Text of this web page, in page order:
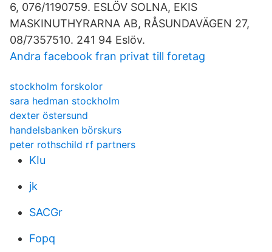
6, 076/1190759. ESLÖV SOLNA, EKIS
MASKINUTHYRARNA AB, RÅSUNDAVÄGEN 27,
08/7357510. 241 94 Eslöv.
Andra facebook fran privat till foretag
stockholm forskolor
sara hedman stockholm
dexter östersund
handelsbanken börskurs
peter rothschild rf partners
KIu
jk
SACGr
Fopq